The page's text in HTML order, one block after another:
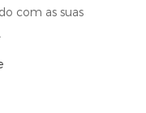
com as suas